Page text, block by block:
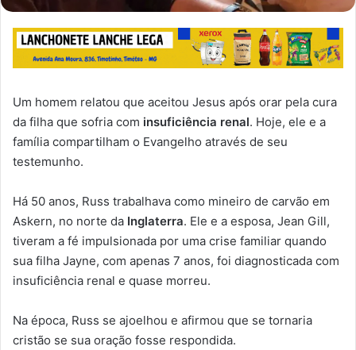
Um homem relatou que aceitou Jesus após orar pela cura
da filha que sofria com insuficiência renal. Hoje, ele e a
família compartilham o Evangelho através de seu
testemunho.
Há 50 anos, Russ trabalhava como mineiro de carvão em
Askern, no norte da Inglaterra. Ele e a esposa, Jean Gill,
tiveram a fé impulsionada por uma crise familiar quando
sua filha Jayne, com apenas 7 anos, foi diagnosticada com
insuficiência renal e quase morreu.
Na época, Russ se ajoelhou e afirmou que se tornaria
cristão se sua oração fosse respondida.